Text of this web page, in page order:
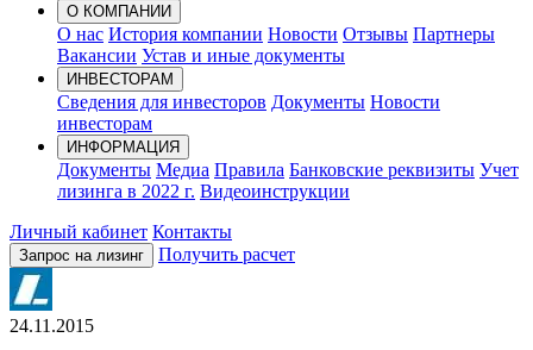
О КОМПАНИИ
О нас История компании Новости Отзывы Партнеры
Вакансии Устав и иные документы
ИНВЕСТОРАМ
Сведения для инвесторов Документы Новости
инвесторам
ИНФОРМАЦИЯ
Документы Медиа Правила Банковские реквизиты Учет
лизинга в 2022 г. Видеоинструкции
Личный кабинет Контакты
Запрос на лизинг Получить расчет
24.11.2015